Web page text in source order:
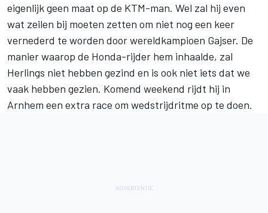
eigenlijk geen maat op de KTM-man. Wel zal hij even
wat zeilen bij moeten zetten om niet nog een keer
vernederd te worden door wereldkampioen Gajser. De
manier waarop de Honda-rijder hem inhaalde, zal
Herlings niet hebben gezind en is ook niet iets dat we
vaak hebben gezien. Komend weekend rijdt hij in
Arnhem een extra race om wedstrijdritme op te doen.